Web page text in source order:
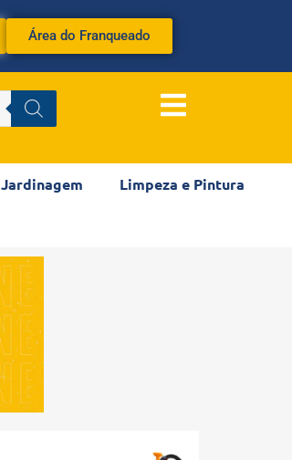
Área do Franqueado
Jardinagem Limpeza e Pintura